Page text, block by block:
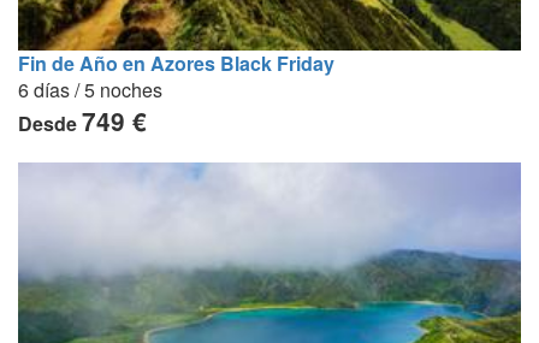
Fin de Año en Azores Black Friday
6 días / 5 noches
Desde749 €